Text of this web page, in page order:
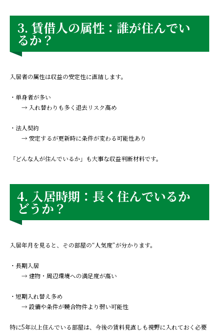
3. 賃借人の属性：誰が住んでい
るか？
入居者の属性は収益の安定性に直結します。
・単身者が多い
→ 入れ替わりも多く退去リスク高め
・法人契約
→ 安定するが更新時に条件が変わる可能性あり
「どんな人が住んでいるか」も大事な収益判断材料です。
4. 入居時期：長く住んでいるか
どうか？
入居年月を見ると、その部屋の“人気度”が分かります。
・長期入居
→ 建物・周辺環境への満足度が高い
・短期入れ替え多め
→ 設備や条件が競合物件より弱い可能性
特に5年以上住んでいる部屋は、今後の賃料見直しも視野に入れておく必要